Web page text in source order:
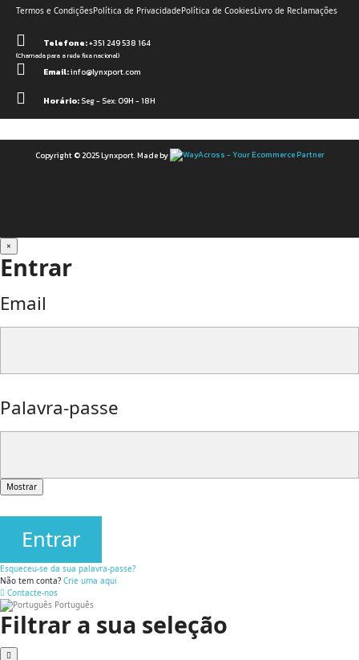
Termos e CondiçõesPolítica de PrivacidadePolítica de CookiesLivro de Reclamações
Telefone:+351 249 538 164
(Chamada para a rede fixa nacional)
Email:info@lynxport.com
Horário: Seg - Sex: 09H - 18H
Copyright © 2025 Lynxport. Made by
×
Entrar
Email
Palavra-passe
Mostrar
Entrar
Esqueceu-se da sua palavra-passe?
Não tem conta? Crie uma aqui
Contacte-nos
Português
Filtrar a sua seleção